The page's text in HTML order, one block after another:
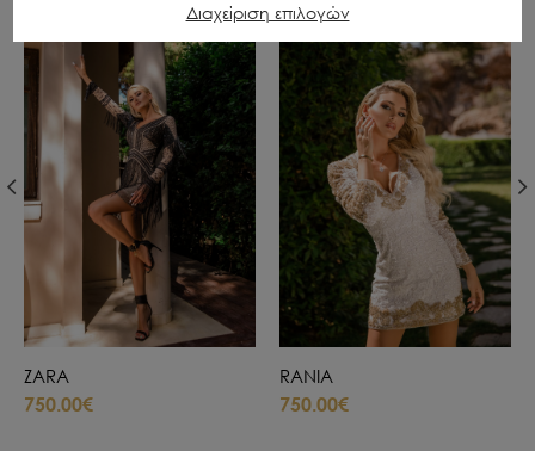
ZARA
750.00€
SOLD OUT
RANIA
750.00€
Διαχείριση επιλογών